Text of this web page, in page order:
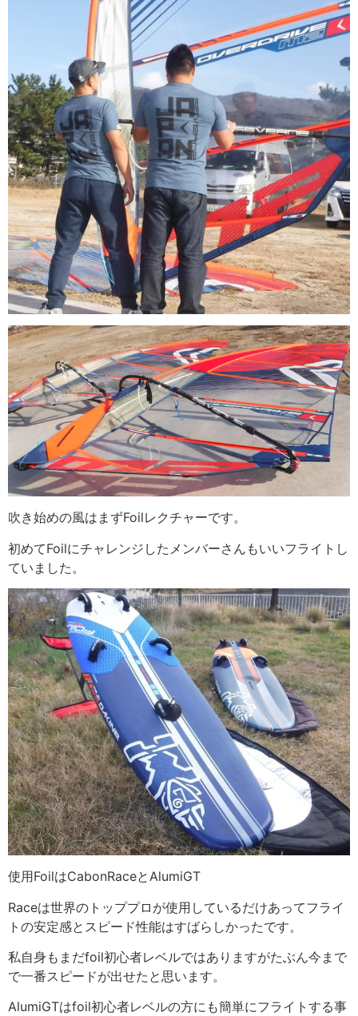
吹き始めの風はまずFoilレクチャーです。
初めてFoilにチャレンジしたメンバーさんもいいフライトし
ていました。
使用FoilはCabonRaceとAlumiGT
Raceは世界のトッププロが使用しているだけあってフライ
トの安定感とスピード性能はすばらしかったです。
私自身もまだfoil初心者レベルではありますがたぶん今まで
で一番スピードが出せたと思います。
AlumiGTはfoil初心者レベルの方にも簡単にフライトする事